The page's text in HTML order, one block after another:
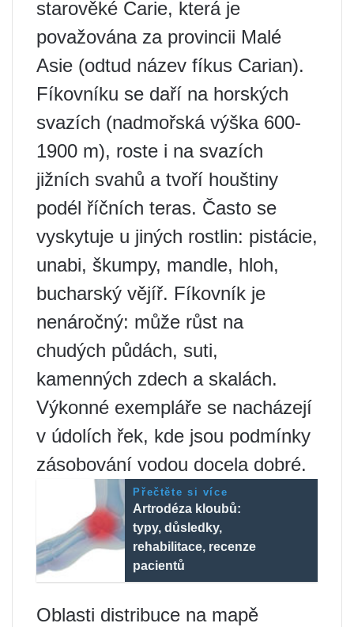
starověké Carie, která je
považována za provincii Malé
Asie (odtud název fíkus Carian).
Fíkovníku se daří na horských
svazích (nadmořská výška 600-
1900 m), roste i na svazích
jižních svahů a tvoří houštiny
podél říčních teras. Často se
vyskytuje u jiných rostlin: pistácie,
unabi, škumpy, mandle, hloh,
bucharský vějíř. Fíkovník je
nenáročný: může růst na
chudých půdách, suti,
kamenných zdech a skalách.
Výkonné exempláře se nacházejí
v údolích řek, kde jsou podmínky
zásobování vodou docela dobré.
Přečtěte si více
Artrodéza kloubů:
typy, důsledky,
rehabilitace, recenze
pacientů
Oblasti distribuce na mapě